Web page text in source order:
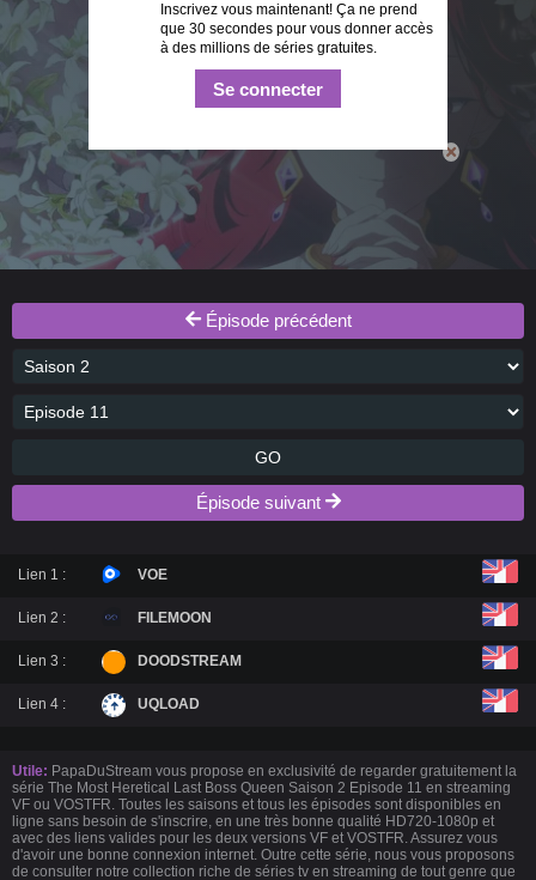
Inscrivez vous maintenant! Ça ne prend
que 30 secondes pour vous donner accès
à des millions de séries gratuites.
Se connecter
Épisode précédent
GO
Épisode suivant
Lien 1 : VOE
Lien 2 : FILEMOON
Lien 3 : DOODSTREAM
Lien 4 : UQLOAD
Utile: PapaDuStream vous propose en exclusivité de regarder gratuitement la
série The Most Heretical Last Boss Queen Saison 2 Episode 11 en streaming
VF ou VOSTFR. Toutes les saisons et tous les épisodes sont disponibles en
ligne sans besoin de s'inscrire, en une très bonne qualité HD720-1080p et
avec des liens valides pour les deux versions VF et VOSTFR. Assurez vous
d'avoir une bonne connexion internet. Outre cette série, nous vous proposons
de consulter notre collection riche de séries tv en streaming de tout genre que